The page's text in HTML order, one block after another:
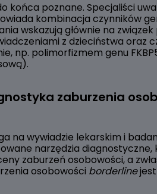
końca poznane. Specjaliści
kombinacja czynników
wskazują głównie na
z dzieciństwa oraz
np. polimorfizmem genu
zaburzenia
na wywiadzie lekarskim i
narzędzia diagnostyczne,
zaburzeń osobowości, a
osobowości borderlinejest